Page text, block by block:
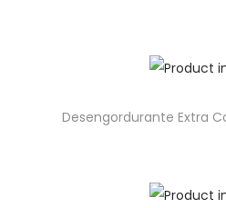
Desengordurante Extra